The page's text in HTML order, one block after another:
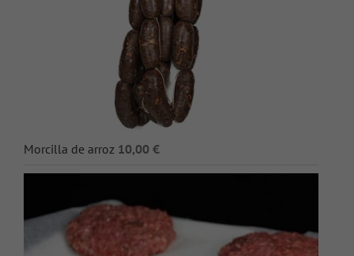
Morcilla de arroz 10,00 €